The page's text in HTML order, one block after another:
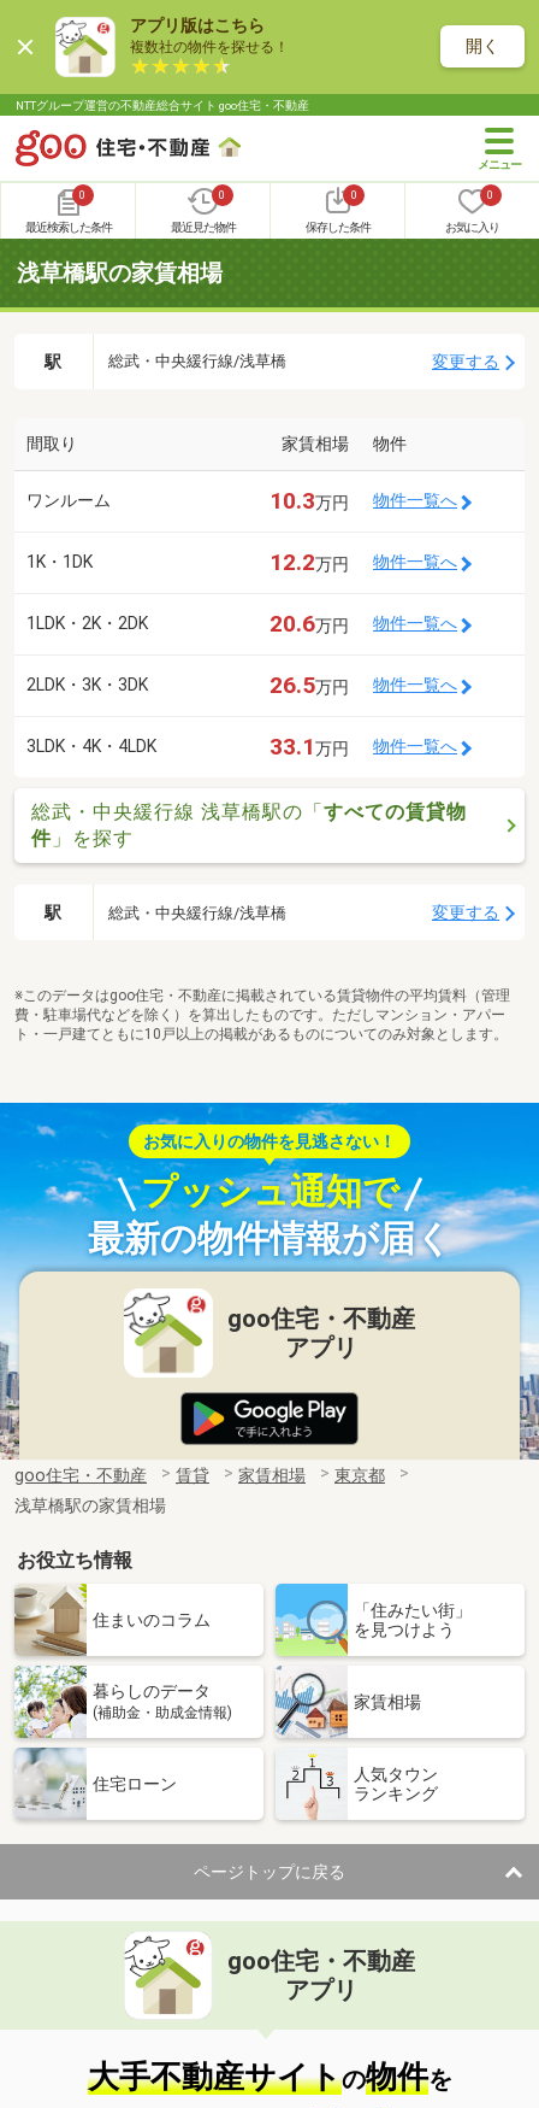
アプリ版はこちら
複数社の物件を探せる！ 開く
NTTグループ運営の不動産総合サイト goo住宅・不動産
0
最近検索した条件
0
最近見た物件
0
保存した条件
0
お気に入り
浅草橋駅の家賃相場
駅 総武・中央緩行線/浅草橋 変更する
間取り 家賃相場 物件
ワンルーム 10.3万円 物件一覧へ
1K・1DK 12.2万円 物件一覧へ
1LDK・2K・2DK 20.6万円 物件一覧へ
2LDK・3K・3DK 26.5万円 物件一覧へ
3LDK・4K・4LDK 33.1万円 物件一覧へ
総武・中央緩行線 浅草橋駅の「すべての賃貸物
件 」を探す
駅 総武・中央緩行線/浅草橋 変更する
※このデータはgoo住宅・不動産に掲載されている賃貸物件の平均賃料（管理
費・駐車場代などを除く）を算出したものです。ただしマンション・アパー
ト・一戸建てともに10戸以上の掲載があるものについてのみ対象とします。
お気に入りの物件を見逃さない！
プッシュ通知で
最新の物件情報が届く
goo住宅・不動産
アプリ
goo住宅・不動産 賃貸 家賃相場
東京都
浅草橋駅の家賃相場
お役立ち情報
住まいのコラム
「住みたい街」
を見つけよう
暮らしのデータ
(補助金・助成金情報)
家賃相場
住宅ローン
人気タウン
ランキング
ページトップに戻る
goo住宅・不動産
アプリ
大手不動産サイトの物件を